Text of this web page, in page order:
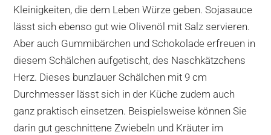
Kleinigkeiten, die dem Leben Würze geben. Sojasauce
lässt sich ebenso gut wie Olivenöl mit Salz servieren.
Aber auch Gummibärchen und Schokolade erfreuen in
diesem Schälchen aufgetischt, des Naschkätzchens
Herz. Dieses bunzlauer Schälchen mit 9 cm
Durchmesser lässt sich in der Küche zudem auch
ganz praktisch einsetzen. Beispielsweise können Sie
darin gut geschnittene Zwiebeln und Kräuter im